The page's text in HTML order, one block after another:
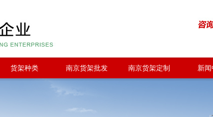
货架种类 南京货架批发 南京货架定制 新